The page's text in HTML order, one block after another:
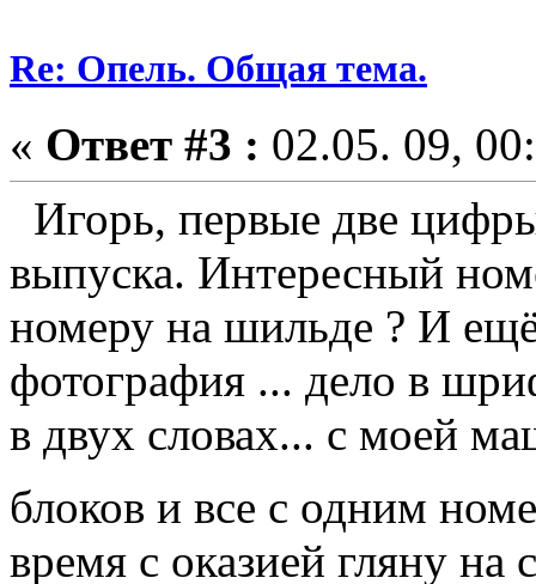
Re: Опель. Общая тема.
« Ответ #3 : 02.05. 09,
Игорь, первые две
выпуска. Интересный
номеру на шильде ? И
фотография ... дело в
в двух словах... с моей
блоков и все с одним
время с оказией гляну на